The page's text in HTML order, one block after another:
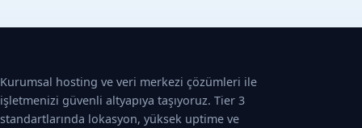
Kurumsal hosting ve veri merkezi çözümleri ile
işletmenizi güvenli altyapıya taşıyoruz. Tier 3
standartlarında lokasyon, yüksek uptime ve